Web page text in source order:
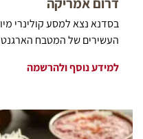
דרום אמריקה
בסדנא נצא למסע קולינרי
העשירים של המטבח
למידע נוסף ולהרשמה